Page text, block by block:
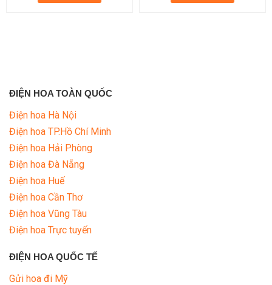
ĐIỆN HOA TOÀN QUỐC
Điện hoa Hà Nội
Điện hoa TP.Hồ Chí Minh
Điện hoa Hải Phòng
Điện hoa Đà Nẵng
Điện hoa Huế
Điện hoa Cần Thơ
Điện hoa Vũng Tàu
Điện hoa Trực tuyến
ĐIỆN HOA QUỐC TẾ
Gửi hoa đi Mỹ